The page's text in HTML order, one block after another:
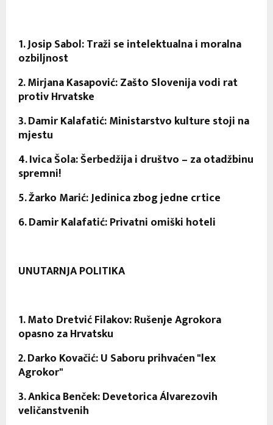
1. Josip Sabol: Traži se intelektualna i moralna
ozbiljnost
2. Mirjana Kasapović: Zašto Slovenija vodi rat
protiv Hrvatske
3. Damir Kalafatić: Ministarstvo kulture stoji na
mjestu
4. Ivica Šola: Šerbedžija i društvo – za otadžbinu
spremni!
5. Žarko Marić: Jedinica zbog jedne crtice
6. Damir Kalafatić: Privatni omiški hoteli
UNUTARNJA POLITIKA
1. Mato Dretvić Filakov: Rušenje Agrokora
opasno za Hrvatsku
2. Darko Kovačić: U Saboru prihvaćen "lex
Agrokor"
3. Ankica Benček: Devetorica Álvarezovih
veličanstvenih